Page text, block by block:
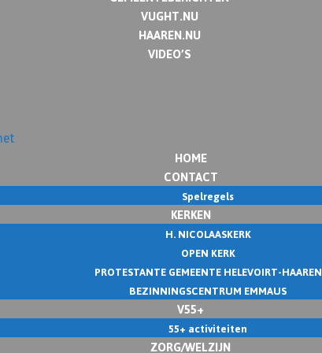
VUGHT.NU
HAAREN.NU
VIDEO’S
HOME
CONTACT
Spelregels
KERKEN
H. NICOLAASKERK
OPEN KERK
PROTESTANTE GEMEENTE HELEVOIRT-HAAREN
BEZINNINGSCENTRUM EMMAUS
V55+
55+ activiteiten
ZORG/WELZIJN